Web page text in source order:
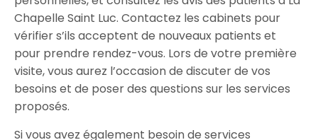
Chapelle Saint Luc. Contactez les cabinets pour
vérifier s’ils acceptent de nouveaux patients et
pour prendre rendez-vous. Lors de votre première
visite, vous aurez l’occasion de discuter de vos
besoins et de poser des questions sur les services
proposés.
Si vous avez également besoin de services